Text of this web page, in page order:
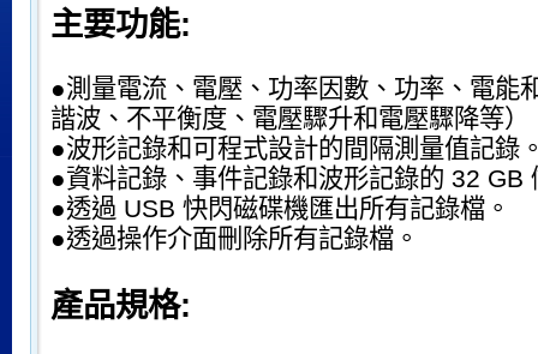
主要功能:
●測量電流、電壓、功率因數、功率、電能
諧波、不平衡度、電壓驟升和電壓驟降等）
●波形記錄和可程式設計的間隔測量值記錄
●資料記錄、事件記錄和波形記錄的 32 GB
●透過 USB 快閃磁碟機匯出所有記錄檔。
●透過操作介面刪除所有記錄檔。
產品規格: